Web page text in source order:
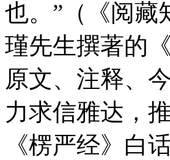
也。”（《阅藏
瑾先生撰著的
原文、注释、
力求信雅达，
《楞严经》白